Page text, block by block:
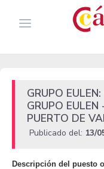
GRUPO
GRUPO
PUERTO DE
Publicado del: 13/
Descripción del puesto